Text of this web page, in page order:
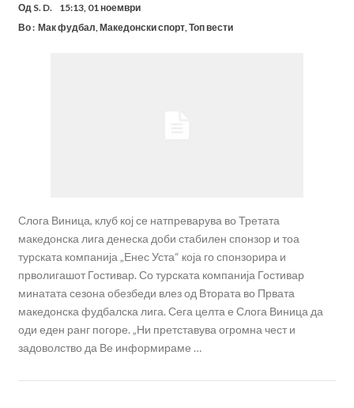
Од S. D.
15:13, 01 ноември
Во : Мак фудбал Македонски спорт, Топ вести
Слога Виница, клуб кој се натпреварува во Третата
македонска лига денеска доби стабилен спонзор и тоа
турската компанија „Енес Уста“ која го спонзорира и
прволигашот Гостивар. Со турската компанија Гостивар
минатата сезона обезбеди влез од Втората во Првата
македонска фудбалска лига. Сега целта е Слога Виница да
оди еден ранг погоре. „Ни претставува огромна чест и
задоволство да Ве информираме …